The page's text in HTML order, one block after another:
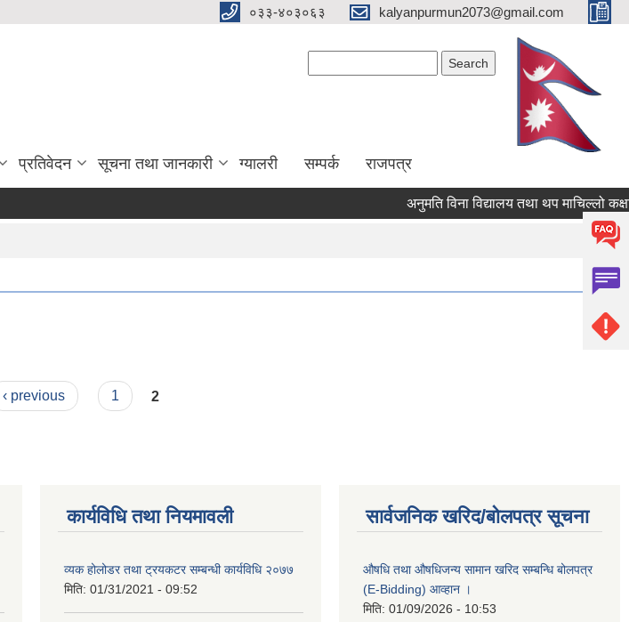
०३३-४०३०६३ kalyanpurmun2073@gmail.com
प्रतिवेदन सूचना तथा जानकारी ग्यालरी सम्पर्क राजपत्र
अनुमति विना विद्यालय तथा थप माचिल्लो कक्षा
‹ previous 1 2
कार्यविधि तथा नियमावली
व्यक होलोडर तथा ट्रयकटर सम्बन्धी कार्यविधि २०७७
मिति: 01/31/2021 - 09:52
सार्वजनिक खरिद/बोलपत्र सूचना
औषधि तथा औषधिजन्य सामान खरिद सम्बन्धि बोलपत्र
(E-Bidding) आव्हान ।
मिति: 01/09/2026 - 10:53